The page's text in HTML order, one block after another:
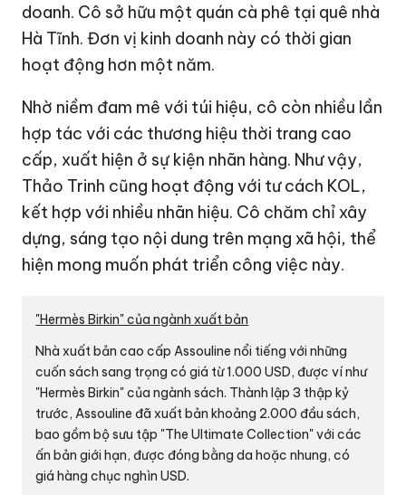
doanh. Cô sở hữu một quán cà phê tại quê nhà
Hà Tĩnh. Đơn vị kinh doanh này có thời gian
hoạt động hơn một năm.
Nhờ niềm đam mê với túi hiệu, cô còn nhiều lần
hợp tác với các thương hiệu thời trang cao
cấp, xuất hiện ở sự kiện nhãn hàng. Như vậy,
Thảo Trinh cũng hoạt động với tư cách KOL,
kết hợp với nhiều nhãn hiệu. Cô chăm chỉ xây
dựng, sáng tạo nội dung trên mạng xã hội, thể
hiện mong muốn phát triển công việc này.
"Hermès Birkin" của ngành xuất bản
Nhà xuất bản cao cấp Assouline nổi tiếng với những
cuốn sách sang trọng có giá từ1.000 USD, được ví như
"Hermès Birkin" của ngành sách. Thành lập 3 thập kỷ
trước, Assouline đã xuất bản khoảng 2.000 đầu sách,
bao gồm bộ sưu tập "The Ultimate Collection" với các
ấn bản giới hạn, được đóng bằng da hoặc nhung, có
giá hàng chục nghìn USD.